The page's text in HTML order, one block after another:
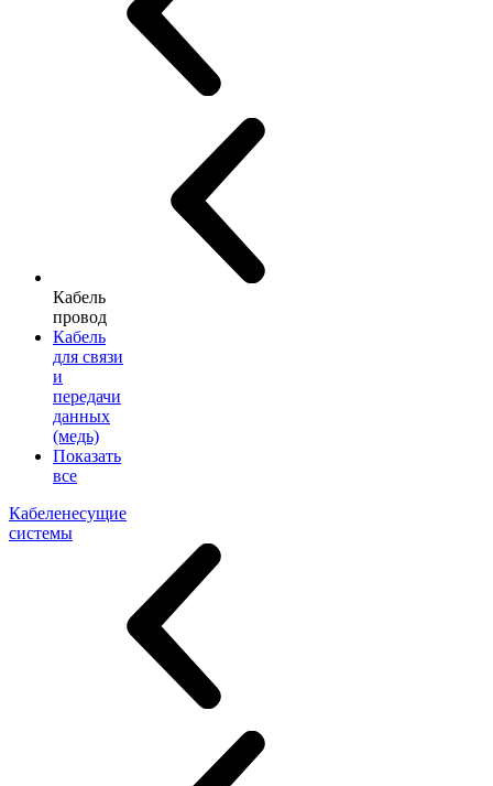
Кабель
провод
Кабель
для связи
и
передачи
данных
(медь)
Показать
все
Кабеленесущие
системы